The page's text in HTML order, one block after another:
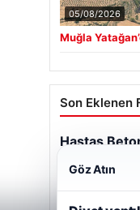
05/08/2026
Muğla
Son Eklenen
Hastaş
Göz Atın